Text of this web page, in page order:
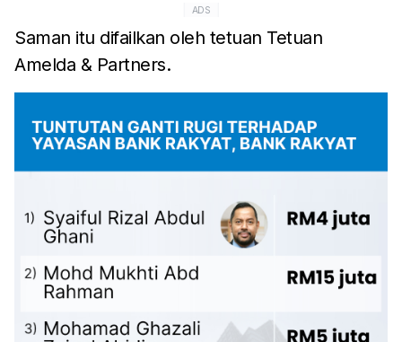
ADS
Saman itu difailkan oleh tetuan Tetuan
Amelda & Partners.